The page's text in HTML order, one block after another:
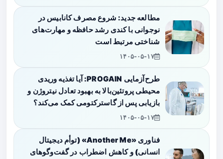
مطالعه جدید: شروع مصرف کانابیس در
نوجوانی با کندی رشد حافظه و مهارت‌های
شناختی مرتبط است
۱۴۰۵-۰۵-۱۷
طرح‌آزمایی PROGAIN: آیا تغذیه وریدی
محیطی پروتئین‌بالا به بهبود تعادل نیتروژن و
بازیابی پس از گاسترکتومی کمک می‌کند؟
۱۴۰۵-۰۵-۱۷
فناوری «Another Me» (توأم دیجیتال
انسانی) و کاهش اضطراب در گفت‌وگوهای